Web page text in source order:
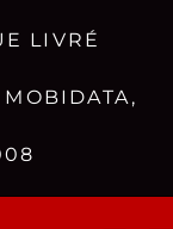
LIVRÉ